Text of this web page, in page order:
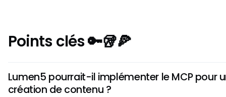
Points clés 🔑🥡🍕
Lumen5 pourrait-il implémenter le MCP pour
création de contenu ?